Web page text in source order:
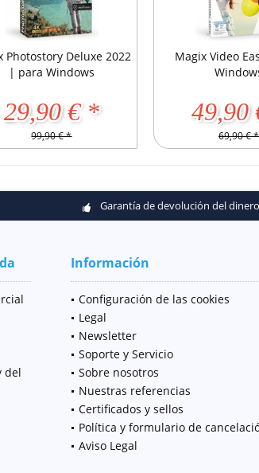
Photostory Deluxe 2022
| para Windows
29,90 € *
99,90 € *
Magix Video
49,90
69,90 € *
Garantía de devolución del dinero
del
Información
Configuración de las cookies
Legal
Newsletter
Soporte y Servicio
Sobre nosotros
Nuestras referencias
Certificados y sellos
Política y formulario de
Aviso Legal